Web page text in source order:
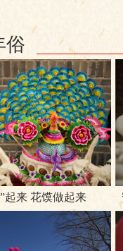
俗
起来 花馍做起来